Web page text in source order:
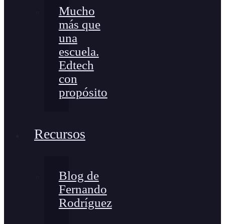
Mucho
más que
una
escuela.
Edtech
con
propósito
Recursos
Blog de
Fernando
Rodríguez